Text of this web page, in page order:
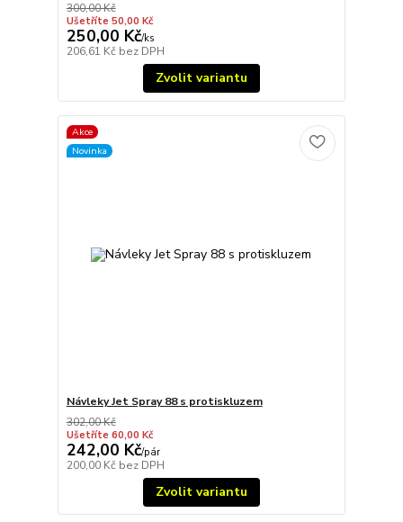
300,00 Kč
Ušetříte 50,00 Kč
250,00 Kč/ks
206,61 Kč bez DPH
Zvolit variantu
Akce
Novinka
Návleky Jet Spray 88 s protiskluzem
302,00 Kč
Ušetříte 60,00 Kč
242,00 Kč/pár
200,00 Kč bez DPH
Zvolit variantu